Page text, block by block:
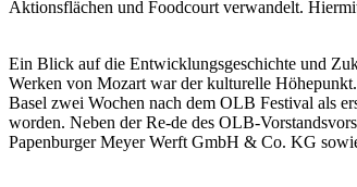
Aktionsflächen und Foodcourt verwandelt.
Ein Blick auf die Entwicklungsgeschichte und
Werken von Mozart war der kulturelle
Basel zwei Wochen nach dem OLB Festival als
worden. Neben der Re-de des OLB-
Papenburger Meyer Werft GmbH & Co. KG